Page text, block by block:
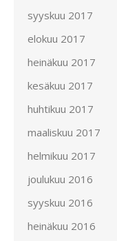
syyskuu 2017
elokuu 2017
heinäkuu 2017
kesäkuu 2017
huhtikuu 2017
maaliskuu 2017
helmikuu 2017
joulukuu 2016
syyskuu 2016
heinäkuu 2016